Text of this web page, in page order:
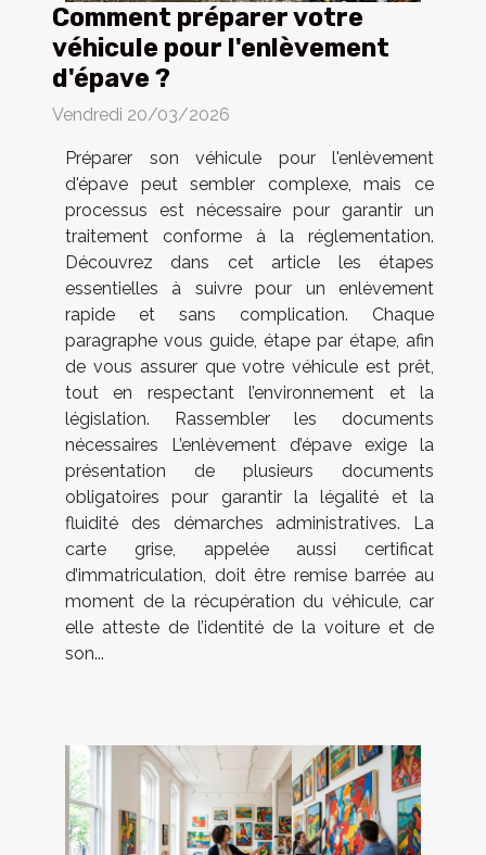
Comment préparer votre
véhicule pour l'enlèvement
d'épave ?
Vendredi 20/03/2026
Préparer son véhicule pour l'enlèvement
d'épave peut sembler complexe, mais ce
processus est nécessaire pour garantir un
traitement conforme à la réglementation.
Découvrez dans cet article les étapes
essentielles à suivre pour un enlèvement
rapide et sans complication. Chaque
paragraphe vous guide, étape par étape, afin
de vous assurer que votre véhicule est prêt,
tout en respectant l’environnement et la
législation. Rassembler les documents
nécessaires L’enlèvement d’épave exige la
présentation de plusieurs documents
obligatoires pour garantir la légalité et la
fluidité des démarches administratives. La
carte grise, appelée aussi certificat
d’immatriculation, doit être remise barrée au
moment de la récupération du véhicule, car
elle atteste de l’identité de la voiture et de
son...